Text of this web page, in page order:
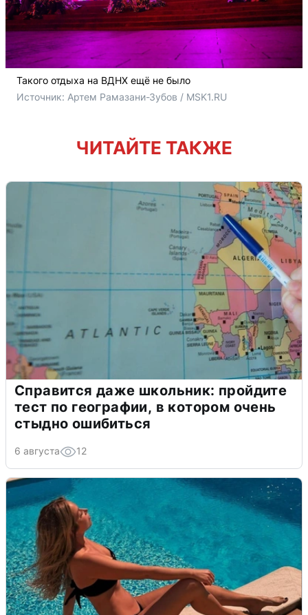
Такого отдыха на ВДНХ ещё не было
Источник: Артем Рамазани-Зубов / MSK1.RU
ЧИТАЙТЕ ТАКЖЕ
Справится даже школьник: пройдите
тест по географии, в котором очень
стыдно ошибиться
6 августа 12